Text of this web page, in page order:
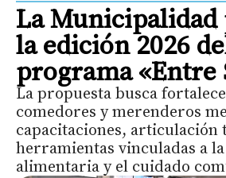
La
la edición 2026
programa «Entre
La propuesta busca
comedores y merenderos
capacitaciones,
herramientas vinculadas a
alimentaria y el cuidado